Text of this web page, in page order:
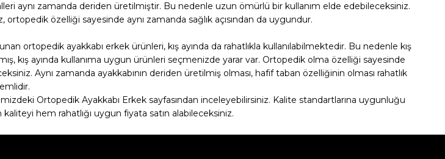
aynı zamanda deriden üretilmiştir. Bu nedenle uzun ömürlü bir kullanım elde edebileceksiniz.
ortopedik özelliği sayesinde aynı zamanda sağlık açısından da uygundur.
ortopedik ayakkabı erkek ürünleri, kış ayında da rahatlıkla kullanılabilmektedir. Bu nedenle kış
kış ayında kullanıma uygun ürünleri seçmenizde yarar var. Ortopedik olma özelliği sayesinde
Aynı zamanda ayakkabının deriden üretilmiş olması, hafif taban özelliğinin olması rahatlık
Ortopedik Ayakkabı Erkek sayfasından inceleyebilirsiniz. Kalite standartlarına uygunluğu
hem rahatlığı uygun fiyata satın alabileceksiniz.